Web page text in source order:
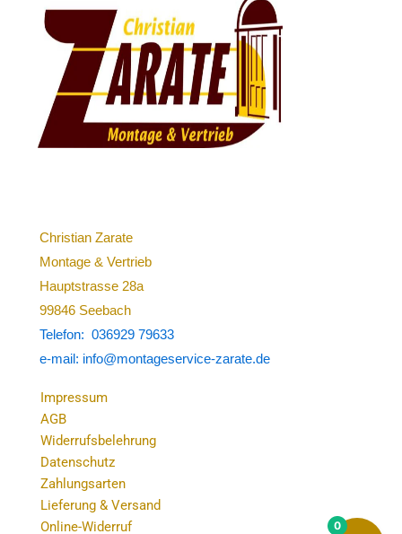
Christian Zarate
Montage & Vertrieb
Hauptstrasse 28a
99846 Seebach
Telefon: 036929 79633
e-mail: info@montageservice-zarate.de
Impressum
AGB
Widerrufsbelehrung
Datenschutz
Zahlungsarten
Lieferung & Versand
Online-Widerruf
0